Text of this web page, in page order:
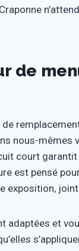
de
nous-mêmes
court
est pensé
exposition,
et